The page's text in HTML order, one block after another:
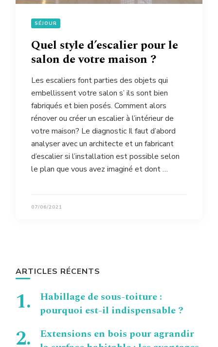
SÉJOUR
Quel style d’escalier pour le
salon de votre maison ?
Les escaliers font parties des objets qui
embellissent votre salon s’ ils sont bien
fabriqués et bien posés. Comment alors
rénover ou créer un escalier à l’intérieur de
votre maison? Le diagnostic Il faut d’abord
analyser avec un architecte et un fabricant
d’escalier si l’installation est possible selon
le plan que vous avez imaginé et dont …
07/06/2021
ARTICLES RÉCENTS
Habillage de sous-toiture :
pourquoi est-il indispensable ?
Extensions en bois pour agrandir